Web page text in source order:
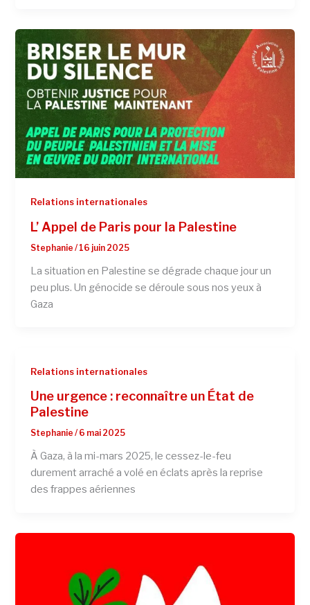
Relations internationales
L’ Appel de Paris pour la Palestine
Stephanie/16 juin 2025
La situation en Palestine se dégrade chaque jour un
peu plus. Un génocide se déroule sous nos yeux à
Gaza
Relations internationales
Une urgence : reconnaître un État de
Palestine
Stephanie/ 6 mai 2025
À Gaza, à la mi-mars 2025, le cessez-le-feu
durement arraché a volé en éclats après la reprise
des frappes aériennes